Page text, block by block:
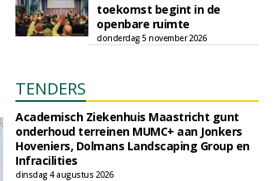
toekomst begint in de
openbare ruimte
donderdag 5 november 2026
TENDERS
Academisch Ziekenhuis Maastricht gunt
onderhoud terreinen MUMC+ aan Jonkers
Hoveniers, Dolmans Landscaping Group en
Infracilities
dinsdag 4 augustus 2026